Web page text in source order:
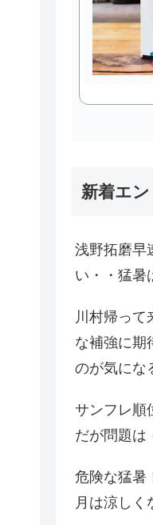
新着エ
浅野拓磨早
い・・猛暑
川村帰って
な補強に期
のが気にな
サンフレ順
だが問題は
危険な猛暑
月は涼しく